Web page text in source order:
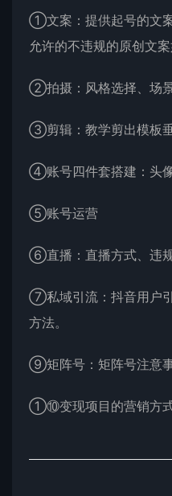
①文案：提供起号的文
允许的不违规的原创文案
②拍摄：风格选择、场景
③剪辑：教学剪出模板垂
④账号四件套搭建：头像
⑤账号运营
⑥直播：直播方式、违
⑦私域引流：抖音用户
方法。
⑨矩阵号：矩阵号注意事
①⑩变现项目的营销方